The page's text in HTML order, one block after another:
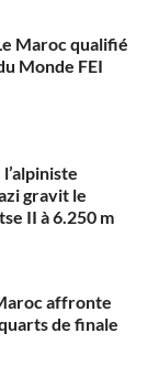
Maroc qualifié
Monde FEI
gravit le
II à 6.250 m
affronte
de finale